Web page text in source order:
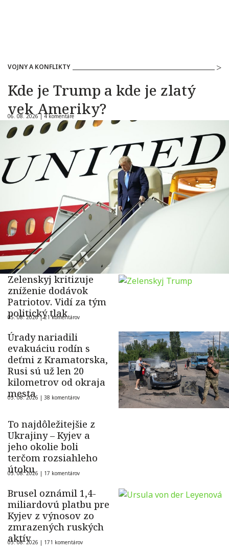
VOJNY A KONFLIKTY
Kde je Trump a kde je zlatý
vek Ameriky?
06. 08. 2026 | 4 komentáre
Zelenskyj kritizuje
zníženie dodávok
Patriotov. Vidí za tým
politický tlak
05. 08. 2026 |21 komentárov
Úrady nariadili
evakuáciu rodín s
deťmi z Kramatorska,
Rusi sú už len 20
kilometrov od okraja
mesta
05. 08. 2026 | 38 komentárov
To najdôležitejšie z
Ukrajiny – Kyjev a
jeho okolie boli
terčom rozsiahleho
útoku
05. 08. 2026 | 17 komentárov
Brusel oznámil 1,4-
miliardovú platbu pre
Kyjev z výnosov zo
zmrazených ruských
aktív
05. 08. 2026 | 171 komentárov